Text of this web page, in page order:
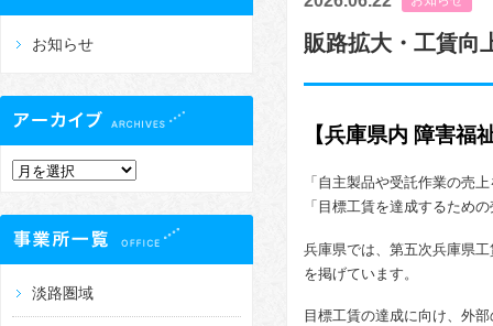
販路拡大・工賃向
【兵庫県内 障害福
「自主製品や受託作業の売
「目標工賃を達成するため
兵庫県では、第五次兵庫県
を掲げています 。
目標工賃の達成に向け、外
お知らせ
淡路圏域